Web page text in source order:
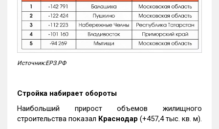
Источник:ЕРЗ.РФ
Стройка набирает обороты
Наибольший прирост объемов жилищного
строительства показал Краснодар (+457,4 тыс. кв. м).